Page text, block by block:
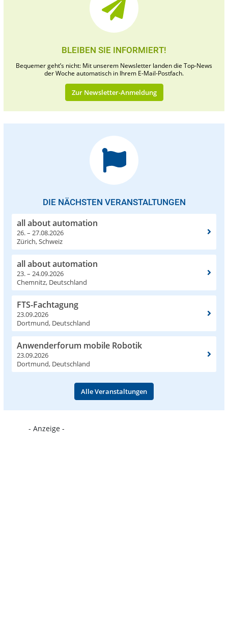
BLEIBEN SIE INFORMIERT!
Bequemer geht’s nicht: Mit unserem Newsletter landen die Top-News
der Woche automatisch in Ihrem E-Mail-Postfach.
Zur Newsletter-Anmeldung
DIE NÄCHSTEN VERANSTALTUNGEN
all about automation
26. – 27.08.2026
Zürich, Schweiz
all about automation
23. – 24.09.2026
Chemnitz, Deutschland
FTS-Fachtagung
23.09.2026
Dortmund, Deutschland
Anwenderforum mobile Robotik
23.09.2026
Dortmund, Deutschland
Alle Veranstaltungen
- Anzeige -